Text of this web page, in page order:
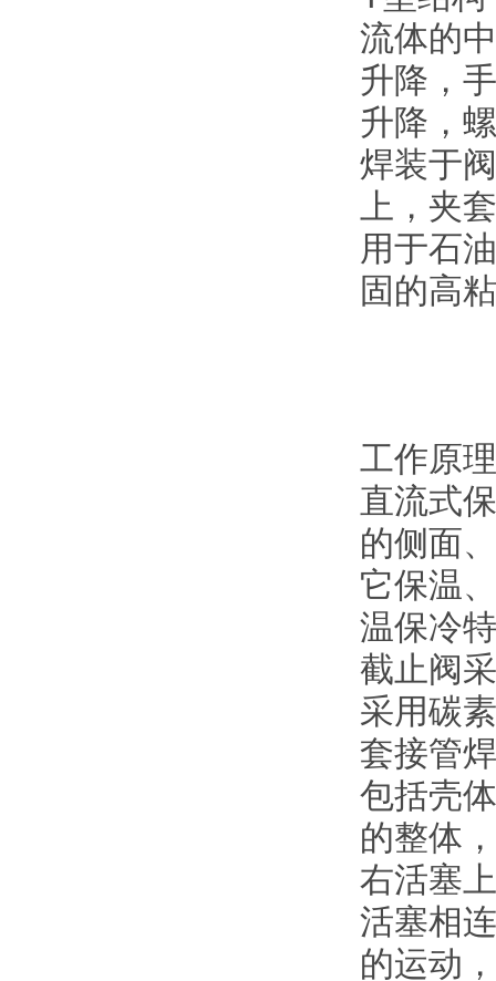
流体的
升降，
升降，
焊装于
上，夹
用于石
固的高
工作原
直流式
的侧面
它保温
温保冷
截止阀
采用碳
套接管
包括壳
的整体
右活塞
活塞相
的运动